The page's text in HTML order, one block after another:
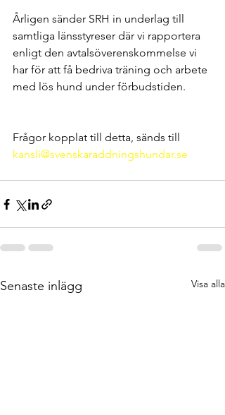
Årligen sänder SRH in underlag till
samtliga länsstyreser där vi rapportera
enligt den avtalsöverenskommelse vi
har för att få bedriva träning och arbete
med lös hund under förbudstiden.
Frågor kopplat till detta, sänds till
kansli@svenskaraddningshundar.se
Senaste inlägg Visa alla